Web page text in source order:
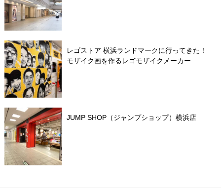
レゴストア 横浜ランドマークに行ってきた！
モザイク画を作るレゴモザイクメーカー
JUMP SHOP（ジャンプショップ）横浜店